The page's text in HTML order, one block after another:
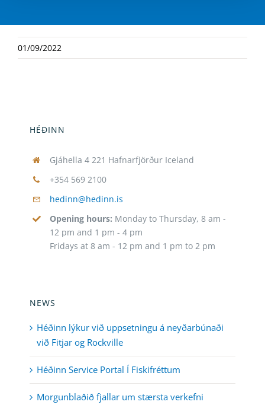
01/09/2022
HÉÐINN
Gjáhella 4 221 Hafnarfjörður Iceland
+354 569 2100
hedinn@hedinn.is
Opening hours: Monday to Thursday, 8 am -
12 pm and 1 pm - 4 pm
Fridays at 8 am - 12 pm and 1 pm to 2 pm
NEWS
Héðinn lýkur við uppsetningu á neyðarbúnaði
við Fitjar og Rockville
Héðinn Service Portal Í Fiskifréttum
Morgunblaðið fjallar um stærsta verkefni